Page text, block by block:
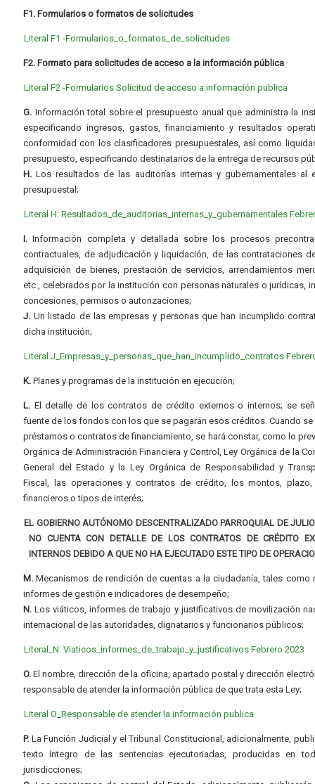
F1. Formularios o formatos de solicitudes
Literal F1 -Formularios_o_formatos_de_solicitudes
F2. Formato para solicitudes de acceso a la información pública
Literal F2 -Formularios Solicitud de acceso a información publica
G. Información total sobre el presupuesto anual que administra la
especificando ingresos, gastos, financiamiento y resultados
conformidad con los clasificadores presupuestales, así como
presupuesto, especificando destinatarios de la entrega de recursos
H. Los resultados de las auditorías internas y gubernamentales al
presupuestal;
Literal H: Resultados_de_auditorias_internas_y_gubernamentales
I. Información completa y detallada sobre los procesos
contractuales, de adjudicación y liquidación, de las contrataciones
adquisición de bienes, prestación de servicios, arrendamientos
etc., celebrados por la institución con personas naturales o jurídicas,
concesiones, permisos o autorizaciones;
J. Un listado de las empresas y personas que han incumplido
dicha institución;
Literal J_Empresas_y_personas_que_han_incumplido_contratos
K. Planes y programas de la institución en ejecución;
L. El detalle de los contratos de crédito externos o internos; se
fuente de los fondos con los que se pagarán esos créditos. Cuando se
préstamos o contratos de financiamiento, se hará constar, como lo
Orgánica de Administración Financiera y Control, Ley Orgánica de la
General del Estado y la Ley Orgánica de Responsabilidad y
Fiscal, las operaciones y contratos de crédito, los montos,
financieros o tipos de interés;
EL GOBIERNO AUTÓNOMO DESCENTRALIZADO PARROQUIAL DE
NO CUENTA CON DETALLE DE LOS CONTRATOS DE CRÉDITO
INTERNOS DEBIDO A QUE NO HA EJECUTADO ESTE TIPO DE
M. Mecanismos de rendición de cuentas a la ciudadanía, tales como
informes de gestión e indicadores de desempeño;
N. Los viáticos, informes de trabajo y justificativos de movilización
internacional de las autoridades, dignatarios y funcionarios públicos;
Literal_N: Viaticos_informes_de_trabajo_y_justificativos Febrero 2023
O. El nombre, dirección de la oficina, apartado postal y dirección
responsable de atender la información pública de que trata esta Ley;
Literal O_Responsable de atender la información publica
P. La Función Judicial y el Tribunal Constitucional, adicionalmente,
texto íntegro de las sentencias ejecutoriadas, producidas en
jurisdicciones;